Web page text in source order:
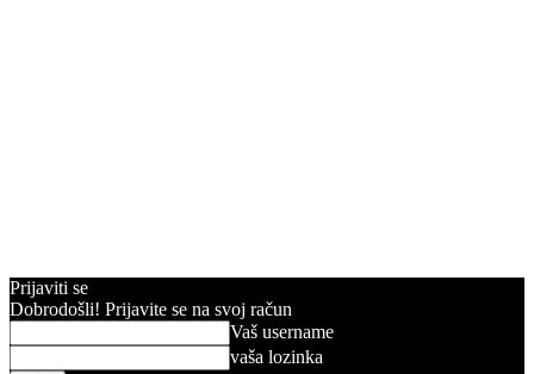
Prijaviti se
Dobrodošli! Prijavite se na svoj račun
Vaš username
vaša lozinka